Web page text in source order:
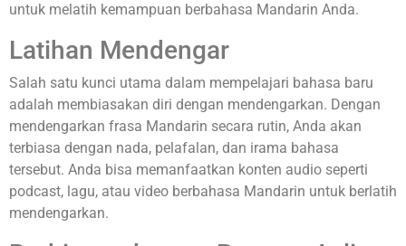
untuk melatih kemampuan berbahasa Mandarin Anda.
Latihan Mendengar
Salah satu kunci utama dalam mempelajari bahasa baru
adalah membiasakan diri dengan mendengarkan. Dengan
mendengarkan frasa Mandarin secara rutin, Anda akan
terbiasa dengan nada, pelafalan, dan irama bahasa
tersebut. Anda bisa memanfaatkan konten audio seperti
podcast, lagu, atau video berbahasa Mandarin untuk berlatih
mendengarkan.